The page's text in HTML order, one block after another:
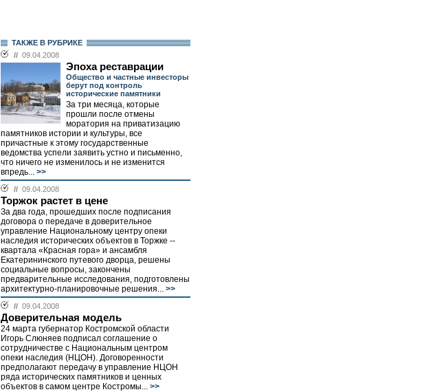
ТАКЖЕ В РУБРИКЕ
// 09.04.2008
Эпоха реставрации
Общество и частные инвесторы
берут под контроль
исторические памятники
За три месяца, которые
прошли после отмены
моратория на приватизацию
памятников истории и культуры, все
причастные к этому государственные
ведомства успели заявить устно и письменно,
что ничего не изменилось и не изменится
впредь... >>
// 09.04.2008
Торжок растет в цене
За два года, прошедших после подписания
договора о передаче в доверительное
управление Национальному центру опеки
наследия исторических объектов в Торжке --
квартала «Красная гора» и ансамбля
Екатерининского путевого дворца, решены
социальные вопросы, закончены
предварительные исследования, подготовлены
архитектурно-планировочные решения... >>
// 09.04.2008
Доверительная модель
24 марта губернатор Костромской области
Игорь Слюняев подписал соглашение о
сотрудничестве с Национальным центром
опеки наследия (НЦОН). Договоренности
предполагают передачу в управление НЦОН
ряда исторических памятников и ценных
объектов в самом центре Костромы... >>